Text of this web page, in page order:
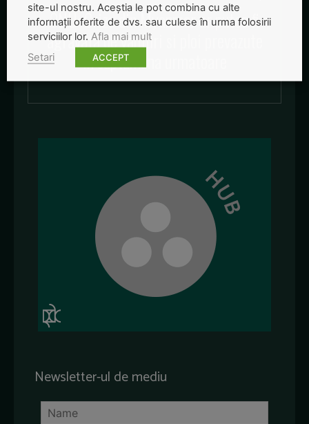
ONU: Criza din Myanmar ar putea fi
agravata de vanturi si ploi prevazute
in saptamana urmatoare
Newsletter-ul de mediu
site-ul nostru. Aceștia le pot combina cu alte
informații oferite de dvs. sau culese în urma folosirii
serviciilor lor. Afla mai mult
Setari
ACCEPT